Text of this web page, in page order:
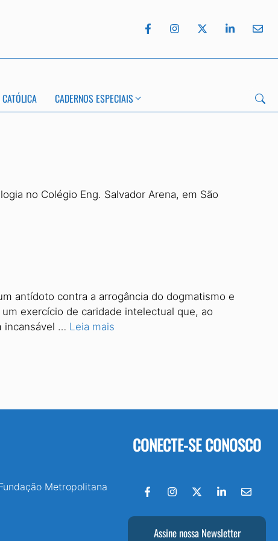
CADERNOS ESPECIAIS
no Colégio Eng. Salvador Arena, em São
antídoto contra a arrogância do dogmatismo e
exercício de caridade intelectual que, ao
incansável … Leia mais
Metropolitana
CONECTE-SE CONOSCO
Assine nossa Newsletter